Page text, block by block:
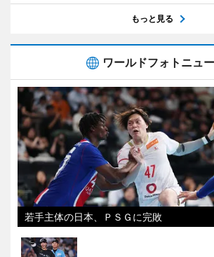
もっと見る
ワールドフォトニュ
若手主体の日本、ＰＳＧに完敗